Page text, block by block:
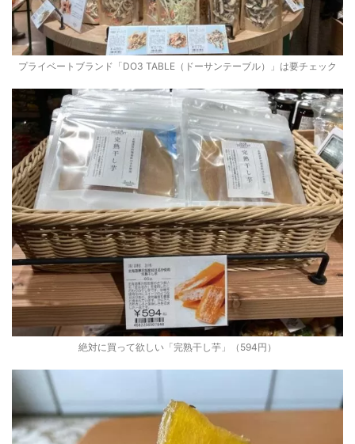
プライベートブランド「DO3 TABLE（ドーサンテーブル）」は要チェック
絶対に買って欲しい「完熟干し芋」（594円）